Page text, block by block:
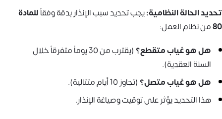
تحديد الحالة النظامية:يجب تحديد سبب الإنذار بدقة وفقاًللمادة
80من نظام العمل:
هل هو غياب متقطع؟
(يقترب من 30 يوماً متفرقاً خلال
السنة العقدية).
هل هو غياب متصل؟ (تجاوز 10 أيام متتالية).
هذا التحديد يؤثر على توقيت وصياغة الإنذار.